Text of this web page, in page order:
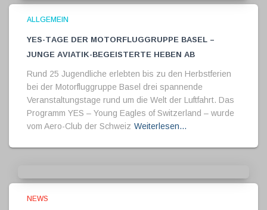
ALLGEMEIN
YES-Tage der Motorfluggruppe Basel –
Junge Aviatik-Begeisterte heben ab
Rund 25 Jugendliche erlebten bis zu den Herbstferien
bei der Motorfluggruppe Basel drei spannende
Veranstaltungstage rund um die Welt der Luftfahrt. Das
Programm YES – Young Eagles of Switzerland – wurde
vom Aero-Club der Schweiz Weiterlesen…
NEWS